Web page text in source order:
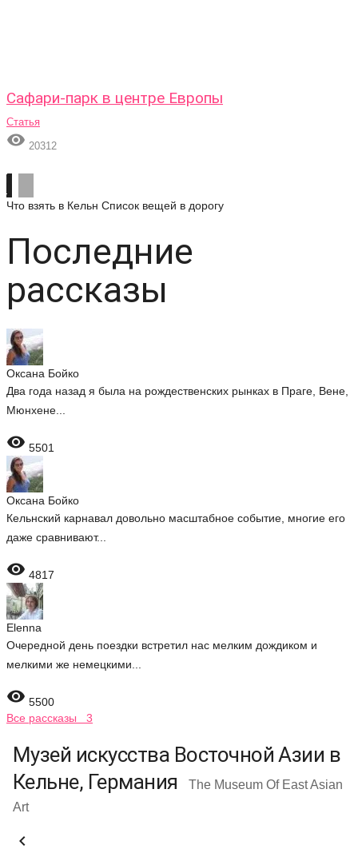
Сафари-парк в центре Европы
Статья
 20312
Что взять в Кельн Список вещей в дорогу
Последние
рассказы
Оксана Бойко
Два года назад я была на рождественских рынках в Праге, Вене,
Мюнхене...
 5501
Оксана Бойко
Кельнский карнавал довольно масштабное событие, многие его
даже сравнивают...
 4817
Elenna
Очередной день поездки встретил нас мелким дождиком и
мелкими же немецкими...
 5500
Все рассказы 3
Музей искусства Восточной Азии в
Кельне, Германия
The Museum Of East Asian
Art
